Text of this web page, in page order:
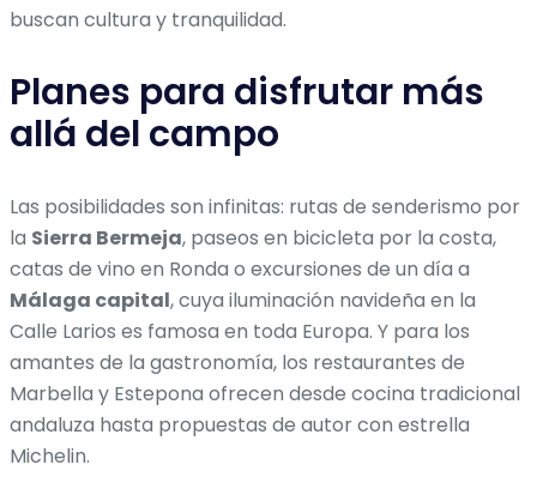
buscan cultura y tranquilidad.
Planes para disfrutar más
allá del campo
Las posibilidades son infinitas: rutas de senderismo por
la Sierra Bermeja, paseos en bicicleta por la costa,
catas de vino en Ronda o excursiones de un día a
Málaga capital, cuya iluminación navideña en la
Calle Larios es famosa en toda Europa. Y para los
amantes de la gastronomía, los restaurantes de
Marbella y Estepona ofrecen desde cocina tradicional
andaluza hasta propuestas de autor con estrella
Michelin.